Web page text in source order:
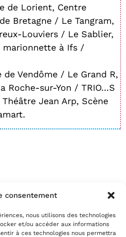
consentement
nous utilisons des technologies
et/ou accéder aux informations
à ces technologies nous permettra
de Lorient, Centre
Bretagne / Le Tangram,
Louviers / Le Sablier,
marionnette à Ifs /
Vendôme / Le Grand R,
Roche-sur-Yon / TRIO…S
Jean Arp, Scène
| 20:30